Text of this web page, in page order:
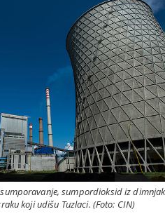
sumpordioksid iz
koji udišu Tuzlaci. (Foto: CIN)